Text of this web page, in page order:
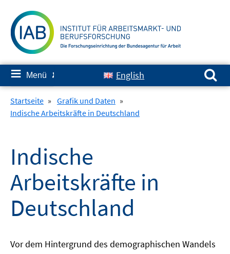
zum
Inhalt
≡ Menü ✘ English
Suchen nach:
Startseite » Grafik und Daten »
Indische Arbeitskräfte in Deutschland
Indische
Arbeitskräfte in
Deutschland
Vor dem Hintergrund des demographischen Wandels